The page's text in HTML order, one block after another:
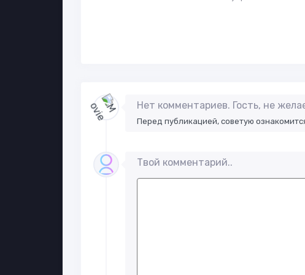
Нет комментариев. Гость, не
Перед публикацией, советую
Твой комментарий..